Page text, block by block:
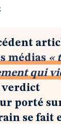
médias«
qui
verdict
porté
se fait